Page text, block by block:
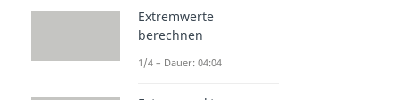
Extremwerte
berechnen
1/4 – Dauer: 04:04